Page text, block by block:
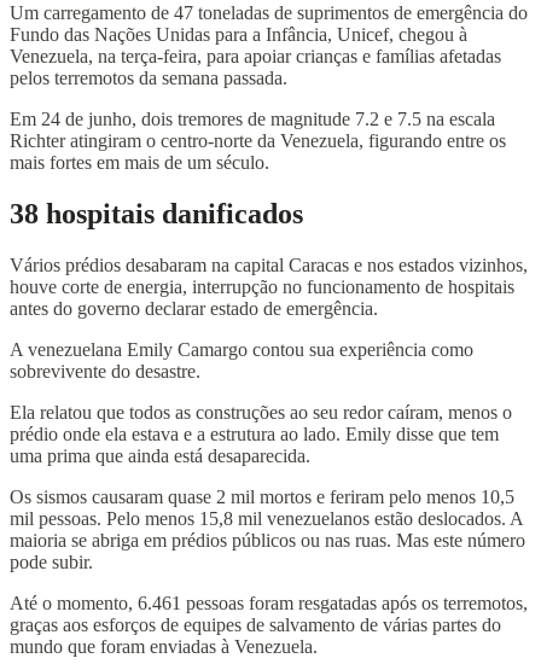
Um carregamento de 47 toneladas de suprimentos de emergência do
Fundo das Nações Unidas para a Infância, Unicef, chegou à
Venezuela, na terça-feira, para apoiar crianças e famílias afetadas
pelos terremotos da semana passada.
Em 24 de junho, dois tremores de magnitude 7.2 e 7.5 na escala
Richter atingiram o centro-norte da Venezuela, figurando entre os
mais fortes em mais de um século.
38 hospitais danificados
Vários prédios desabaram na capital Caracas e nos estados vizinhos,
houve corte de energia, interrupção no funcionamento de hospitais
antes do governo declarar estado de emergência.
A venezuelana Emily Camargo contou sua experiência como
sobrevivente do desastre.
Ela relatou que todos as construções ao seu redor caíram, menos o
prédio onde ela estava e a estrutura ao lado. Emily disse que tem
uma prima que ainda está desaparecida.
Os sismos causaram quase 2 mil mortos e feriram pelo menos 10,5
mil pessoas. Pelo menos 15,8 mil venezuelanos estão deslocados. A
maioria se abriga em prédios públicos ou nas ruas. Mas este número
pode subir.
Até o momento, 6.461 pessoas foram resgatadas após os terremotos,
graças aos esforços de equipes de salvamento de várias partes do
mundo que foram enviadas à Venezuela.